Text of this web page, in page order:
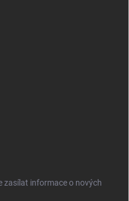
zasílat informace o nových